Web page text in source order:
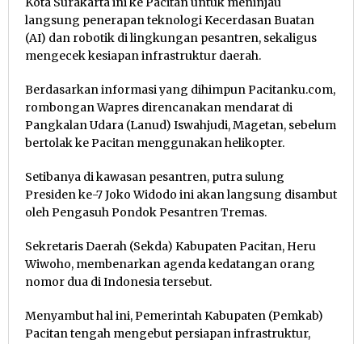
langsung penerapan teknologi Kecerdasan Buatan
(AI) dan robotik di lingkungan pesantren, sekaligus
mengecek kesiapan infrastruktur daerah.
Berdasarkan informasi yang dihimpun Pacitanku.com,
rombongan Wapres direncanakan mendarat di
Pangkalan Udara (Lanud) Iswahjudi, Magetan, sebelum
bertolak ke Pacitan menggunakan helikopter.
Setibanya di kawasan pesantren, putra sulung
Presiden ke-7 Joko Widodo ini akan langsung disambut
oleh Pengasuh Pondok Pesantren Tremas.
Sekretaris Daerah (Sekda) Kabupaten Pacitan, Heru
Wiwoho, membenarkan agenda kedatangan orang
nomor dua di Indonesia tersebut.
Menyambut hal ini, Pemerintah Kabupaten (Pemkab)
Pacitan tengah mengebut persiapan infrastruktur,